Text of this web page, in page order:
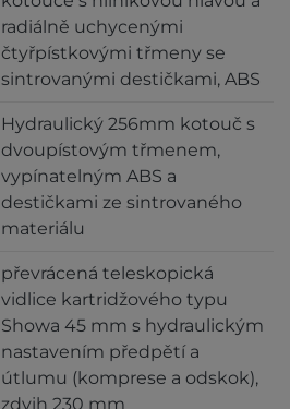
radiálně uchycenými
čtyřpístkovými třmeny se
sintrovanými destičkami, ABS
Hydraulický 256mm kotouč s
dvoupístovým třmenem,
vypínatelným ABS a
destičkami ze sintrovaného
materiálu
převrácená teleskopická
vidlice kartridžového typu
Showa 45 mm s hydraulickým
nastavením předpětí a
útlumu (komprese a odskok),
zdvih 230 mm